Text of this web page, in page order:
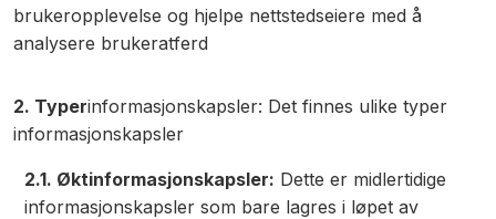
brukeropplevelse og hjelpe nettstedseiere med å
analysere brukeratferd
2. Typerinformasjonskapsler: Det finnes ulike typer
informasjonskapsler
2.1. Øktinformasjonskapsler: Dette er midlertidige
informasjonskapsler som bare lagres i løpet av